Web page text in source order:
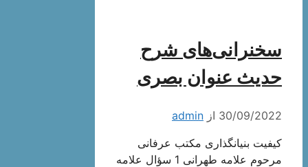
سخنرانی‌های شرح
حدیث عنوان بصری
30/09/2022 از admin
کیفیت بنیانگذاری مکتب عرفانی
مرحوم علامه طهرانی 1 سؤال علامه